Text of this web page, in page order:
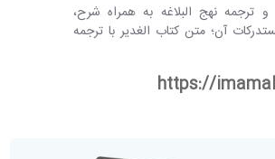
ترجمه نهج البلاغه به همراه شرح،
آن؛ متن کتاب الغدیر با ترجمه
https://